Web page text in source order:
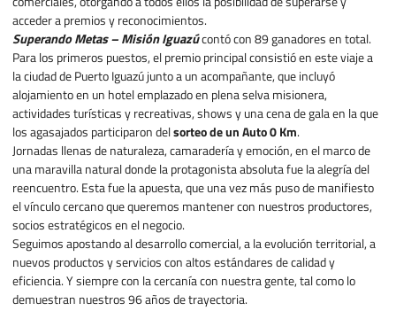
acceder a premios y reconocimientos.
Superando Metas – Misión Iguazúcontó con 89 ganadores en total.
Para los primeros puestos, el premio principal consistió en este viaje a
la ciudad de Puerto Iguazú junto a un acompañante, que incluyó
alojamiento en un hotel emplazado en plena selva misionera,
actividades turísticas y recreativas, shows y una cena de gala en la que
los agasajados participaron delsorteo de un Auto 0 Km.
Jornadas llenas de naturaleza, camaradería y emoción, en el marco de
una maravilla natural donde la protagonista absoluta fue la alegría del
reencuentro. Esta fue la apuesta, que una vez más puso de manifiesto
el vínculo cercano que queremos mantener con nuestros productores,
socios estratégicos en el negocio.
Seguimos apostando al desarrollo comercial, a la evolución territorial, a
nuevos productos y servicios con altos estándares de calidad y
eficiencia. Y siempre con la cercanía con nuestra gente, tal como lo
demuestran nuestros 96 años de trayectoria.